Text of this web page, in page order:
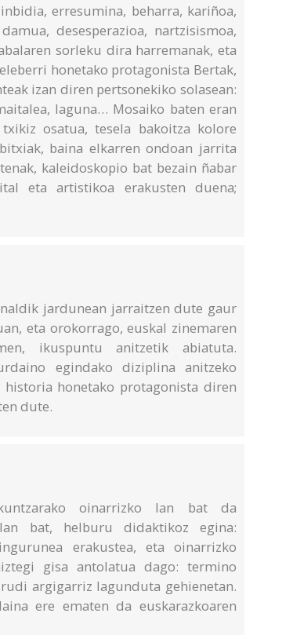
erresumina, beharra, kariñoa,
desesperazioa, nartzisismoa,
sorleku dira harremanak, eta
honetako protagonista Bertak,
izan diren pertsonekiko solasean:
laguna… Mosaiko baten eran
osatua, tesela bakoitza kolore
baina elkarren ondoan jarrita
kaleidoskopio bat bezain ñabar
eta artistikoa erakusten duena;
jardunean jarraitzen dute gaur
eta orokorrago, euskal zinemaren
ikuspuntu anitzetik abiatuta.
egindako diziplina anitzeko
honetako protagonista diren
dute.
oinarrizko lan bat da
bat, helburu didaktikoz egina:
erakustea, eta oinarrizko
gisa antolatua dago: termino
argigarriz lagunduta gehienetan.
ere ematen da euskarazkoaren